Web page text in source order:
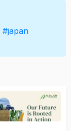
#japan